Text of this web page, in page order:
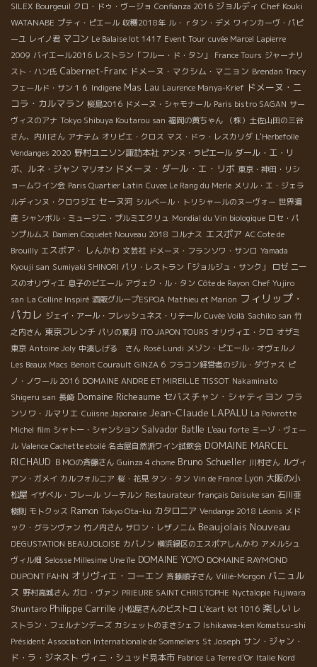
SILEX Bourgeuil クロ・ドゥ・ヴージョ Confianza 2016 ジョルディ Chef Kouki
WATANABE プティ・ピエール 収穫2018年 ル・ｒタン・デメ ワインカーヴ・パピ
ーユ レイノ君 マコン Le Balaise lot 1417 Event Tour cuvée Marcel Lapierre
2009 バイエール2016 レストラン「フルー・ド・タン」 France Tours ジャーナリ
スト・ハン氏 Cabernet-Franc ドメーヌ・マクシム・マニョン Brendan Tracy
フェールド・サン１６ Indigene Mas Lau Laurence Manya-Krief ドメーヌ・ニ
コラ・カルマラン 桜島2016 ドメーヌ・シャモナール Paris bistro SAGAN サー
ヴィスのアナ Tokyo Shibuya Koutarou san 福岡の黄ちゃん
（株）土佐山田の三谷
さん、内川さん アナテム オリビエ・クロス マス・ドゥ・レスカリダ L'Herbefolle
Vendanges 2020 野村ユニソン諏訪本社 アンヌ・ラピエール ダール・エ・リ
ボ、ルネ・ジャン マリオン ドメーヌ・ダール・エ・リボ 東京・神田・リシ
ョームワイン会 Paris Quartier Latin Cuvee Le Rang du Merle メリル・エ・ジェラ
ルディンヌ・クロワジエ セーヌ河 シルベール・トリシャールのヌーヴォー 世界遺
産 シャンボル・ミュージニ・プルミエクリュ Mondial du Vin biologique ロセ・パ
ンプルムス Damien Coquelet Nouveau 2018 コルナス エスポア AC Cote de
Brouilly エスポア・ しんかわ 文芸社 ドメーヌ・フランソワ・サンロ Yamada
Kyouji san Sumiyaki SHINORI パリ・レストラン「ジョルジュ・サンク」 ロゼ ニー
スのオリヴィエ 息子のピエール アヴェク・ル・タン Côte de Rayon Chef Yujiro
san La Colline Inspiré 酒販グループESPOA Mathieu et Marion フィリップ・
パカレ ジェイ・アール・フレッシュネス・リテール Cuvée Voilà Sachiko san 竹
之内さん 東京フレンチ パリの葉月 ITO JAPON TOURS オリヴィエ・クロ オザミ
東京 Antoine Joly 中湊しげる さん Rosé Lundi メゾン・ピエール・オヴェルノ
Les Beaux Macs Benoit Courault GINZA 6 フラコン経営者のジル・ダヴァス ピ
ノ・ノワール 2016 DOMAINE ANDRE ET MIREILLE TISSOT Nakaminato
Shigeru san 長崎 Domaine Richeaume セバスチャン・シャティヨン フラ
ンソワ・ルマリエ Cuiisne Japonaise Jean-Claude LAPALU La Poivrotte
Michel film シャトー・シャンション Salvador Batlle L'eau forte ミーゾ・ヴェー
ル Valence Cachette etoilé 名古屋自然派ワイン試飲会 DOMAINE MARCEL
RICHAUD ＢＭОの斉藤さん Guinza 4 chome Bruno Schueller 川村さん ルヴィ
アン・ガメイ カルフォルニア 桜・花見 タン・タン Vin de France Lyon 大阪の小
松屋 イザベル・フレール ソーテルン Restaurateur français Daisuke san 石川亜
樹則 モトクッス Ramon Tokyo Ota-ku カタロニア Vendange 2018 Léonis メド
ック・グランヴァン 竹ノ内さん サロン・レザノニム Beaujolais Nouveau
DEGUSTATION BEAUJOLOISE カバノン 横浜緑区のエスポアしんかわ アメルシュ
ヴィル畑 Selosse Millesime Une île DOMAINE YOYO DOMAINE RAYMOND
DUPONT FAHN オリヴィエ・コーエン 斉藤順子さん Villié-Morgon バニュル
ス 野村高城さん ガロ・ヴァン PRIEURE SAINT CHRISTOPHE Nyctalopie Fujiwara
Shuntaro Philippe Carrille 小松屋さんのビストロ L'écart lot 1016 楽しい レ
ストラン・フェルナンデーズ カシェットのまさシェフ Ishikawa-ken Komatsu-shi
Président Association Internationale de Sommeliers St Joseph サン・ジャン・
ド・ラ・ジネスト ヴィニ・シュッド見本市 Fabrice La Terre d'Or Italie Nord